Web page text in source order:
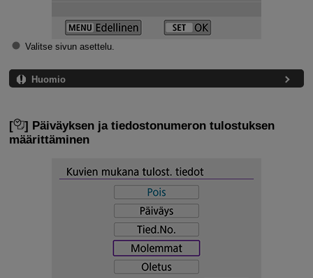
Valitse sivun asettelu.
Huomio
[
] Päiväyksen ja tiedostonumeron tulostuksen
määrittäminen